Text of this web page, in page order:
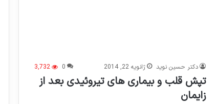
دکتر حسین نوید ژانویه 22, 2014 0
3,732
تپش قلب و بیماری های تیروئیدی بعد از
زایمان